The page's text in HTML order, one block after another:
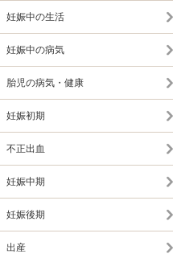
妊娠中の生活
妊娠中の病気
胎児の病気・健康
妊娠初期
不正出血
妊娠中期
妊娠後期
出産